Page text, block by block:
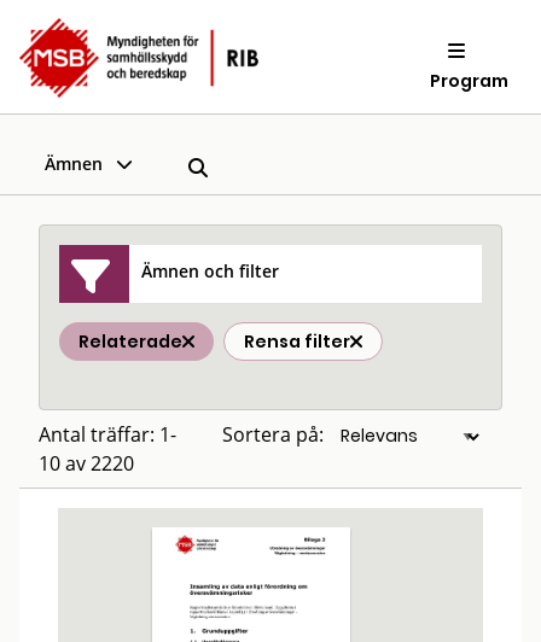
Program
Ämnen
Ämnen och filter
Relaterade Rensa filter
Antal träffar: 1-
10 av 2220
Sortera på: